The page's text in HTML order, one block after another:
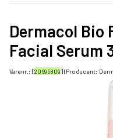
Dermacol Bio
Facial Serum
Varenr.: [20695809] | Producent: